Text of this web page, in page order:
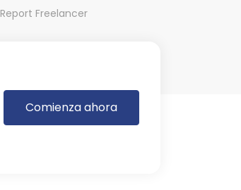
Report Freelancer
Comienza ahora